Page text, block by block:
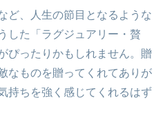
ど、人生の節目となるような
した「ラグジュアリー・贅
ぴったりかもしれません。贈
なものを贈ってくれてありが
持ちを強く感じてくれるはず